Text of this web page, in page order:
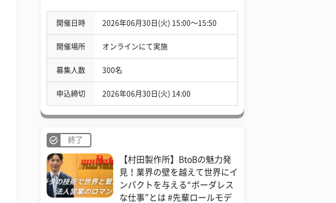
開催日時 2026年06月30日(火) 15:00〜15:50
開催場所 オンラインにて実施
募集人数 300名
申込締切 2026年06月30日(火) 14:00
終了
【村田製作所】BtoBの魅力発
見！業界の壁を越えて世界にイ
ンパクトを与える“ボーダレス
な仕事”とは #先輩ロールモデ